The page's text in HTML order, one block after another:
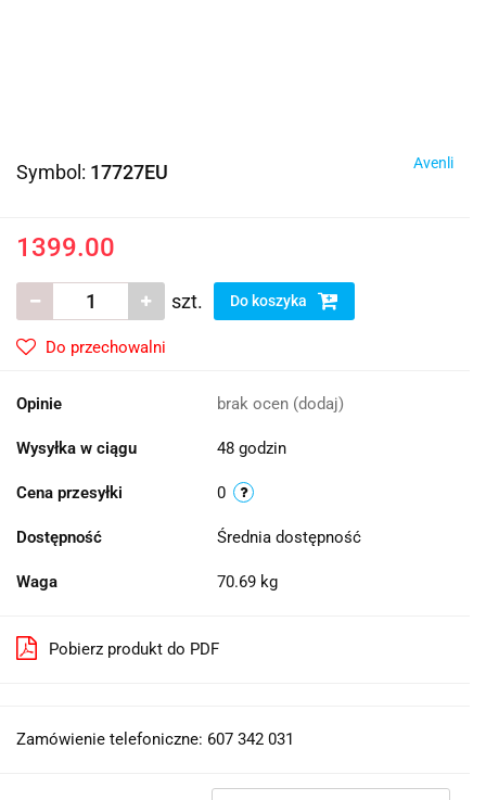
Symbol: 17727EU Avenli
1399.00
szt. Do koszyka
Do przechowalni
Opinie brak ocen (dodaj)
Wysyłka w ciągu 48 godzin
Cena przesyłki 0
Dostępność Średnia dostępność
Waga 70.69 kg
Pobierz produkt do PDF
Zamówienie telefoniczne: 607 342 031